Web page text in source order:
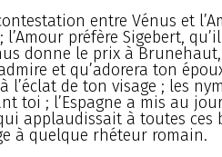
entre Vénus et
préfère Sigebert,
donne le prix à
et qu’adorera ton
l’éclat de ton visage ; les
toi ; l’Espagne a mis au
applaudissait à toutes ces
à quelque rhéteur romain.